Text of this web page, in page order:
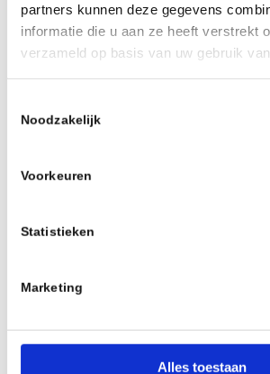
partners kunnen deze gegevens
informatie die u aan ze heeft verstrekt
verzameld op basis van uw gebruik
Noodzakelijk
Voorkeuren
Statistieken
Marketing
Alles toestaan
Deel dit stuk
Meepraten?